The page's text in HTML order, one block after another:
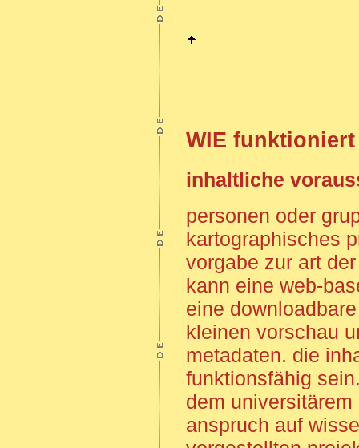
WIE
inhaltliche
personen oder
kartographisches
vorgabe zur art
kann eine web-
eine
kleinen vorschau
metadaten. die
funktionsfähig
dem
anspruch auf